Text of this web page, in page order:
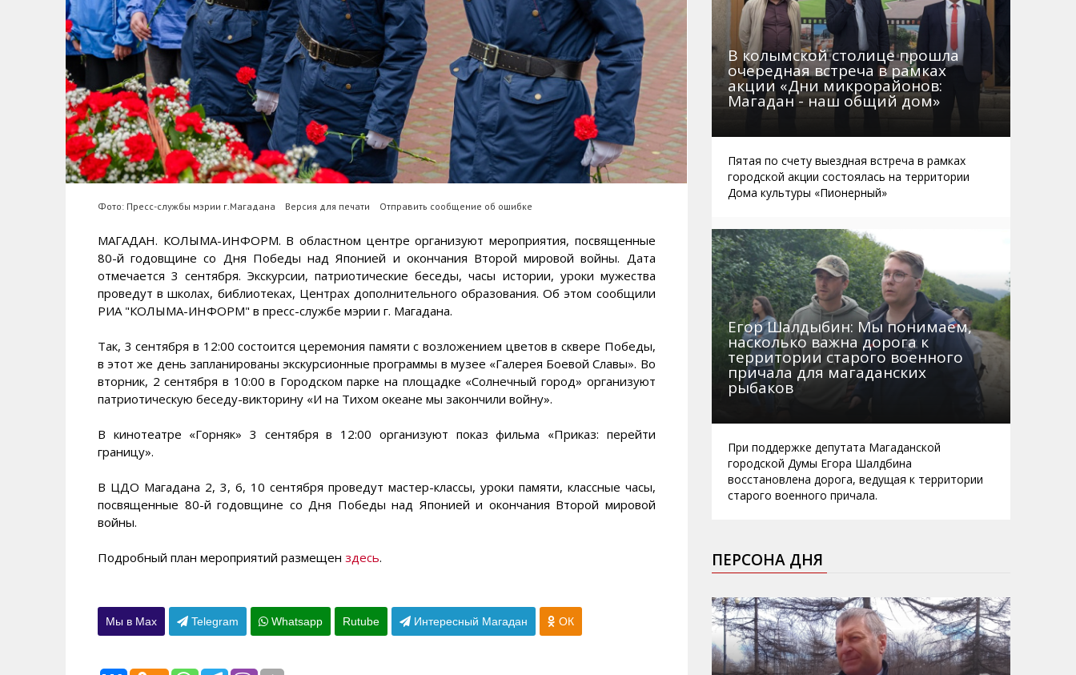
Фото: Пресс-службы мэрии г.Магадана Версия для печати Отправить сообщение об ошибке
МАГАДАН. КОЛЫМА-ИНФОРМ. В областном центре организуют мероприятия, посвященные
80-й годовщине со Дня Победы над Японией и окончания Второй мировой войны. Дата
отмечается 3 сентября. Экскурсии, патриотические беседы, часы истории, уроки мужества
проведут в школах, библиотеках, Центрах дополнительного образования. Об этом сообщили
РИА "КОЛЫМА-ИНФОРМ" в пресс-службе мэрии г. Магадана.
Так, 3 сентября в 12:00 состоится церемония памяти с возложением цветов в сквере Победы,
в этот же день запланированы экскурсионные программы в музее «Галерея Боевой Славы». Во
вторник, 2 сентября в 10:00 в Городском парке на площадке «Солнечный город» организуют
патриотическую беседу-викторину «И на Тихом океане мы закончили войну».
В кинотеатре «Горняк» 3 сентября в 12:00 организуют показ фильма «Приказ: перейти
границу».
В ЦДО Магадана 2, 3, 6, 10 сентября проведут мастер-классы, уроки памяти, классные часы,
посвященные 80-й годовщине со Дня Победы над Японией и окончания Второй мировой
войны.
Подробный план мероприятий размещен здесь.
Мы в Max Telegram Whatsapp Rutube Интересный Магадан ОК
В колымской столице прошла
очередная встреча в рамках
акции «Дни микрорайонов:
Магадан - наш общий дом»
Пятая по счету выездная встреча в рамках
городской акции состоялась на территории
Дома культуры «Пионерный»
Егор Шалдыбин: Мы понимаем,
насколько важна дорога к
территории старого военного
причала для магаданских
рыбаков
При поддержке депутата Магаданской
городской Думы Егора Шалдбина
восстановлена дорога, ведущая к территории
старого военного причала.
ПЕРСОНА ДНЯ